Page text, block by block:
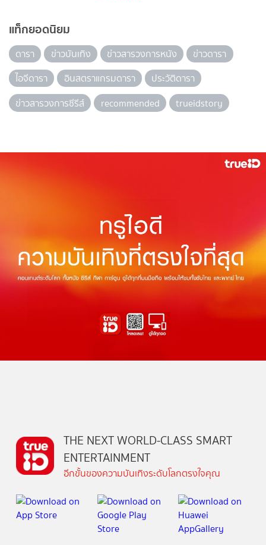
แท็กยอดนิยม
ดารา ข่าวบันเทิง ข่าวสารวงการหนัง
ข่าวดารา
ไอจีดารา
อินสตราแกรมดารา
ประวัติดารา
ข่าวสารวงการซีรีส์
recommended trueidstory
THE NEXT WORLD-CLASS SMART
ENTERTAINMENT
อีกขั้นของความบันเทิงระดับโลกตรงใจคุณ